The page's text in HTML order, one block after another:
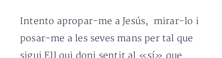
Intento apropar-me a Jesús, mirar-lo i
posar-me a les seves mans per tal que